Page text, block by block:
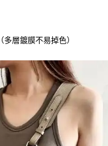
層鍍膜不易掉色）